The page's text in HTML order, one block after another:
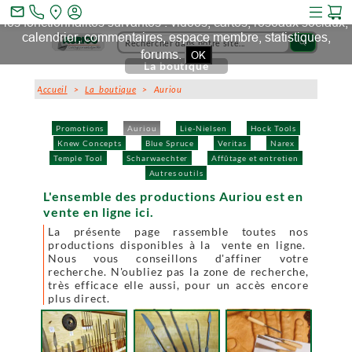
search
Promotions Auriou Lie-Nielsen
Hock Tools
Knew Concepts
Blue Spruce Veritas
Narex
Temple Tool
Scharwaechter
Affûtage et entretien
Autres outils
La boutique
Accueil >La boutique > Auriou
L'ensemble des productions Auriou est en
vente en ligne ici.
La présente page rassemble toutes nos
productions disponibles à la vente en ligne.
Nous vous conseillons d'affiner votre
recherche. N'oubliez pas la zone de recherche,
très efficace elle aussi, pour un accès encore
plus direct.
mail_outline
Ce site et des sites tiers qu'il utilise collectent des cookies pour
les fonctionnalités suivantes : vidéos, cartes, réseaux sociaux,
calendrier, commentaires, espace membre, statistiques,
forums. OK